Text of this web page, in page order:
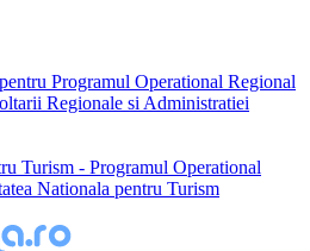
Programul Operational Regional
Regionale si Administratiei
Turism - Programul Operational
Nationala pentru Turism